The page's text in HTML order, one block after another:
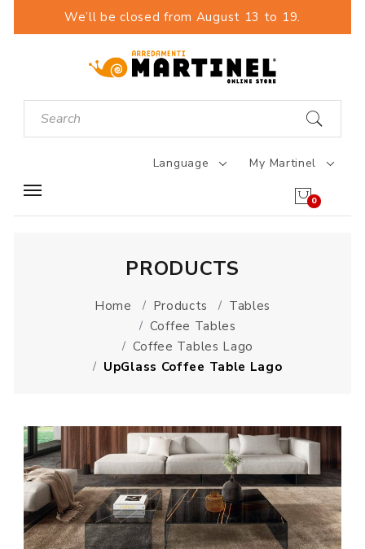
We’ll be closed from August 13 to 19.
Language My Martinel
0
PRODUCTS
Home Products
Tables
Coffee Tables
Coffee Tables Lago
UpGlass Coffee Table Lago